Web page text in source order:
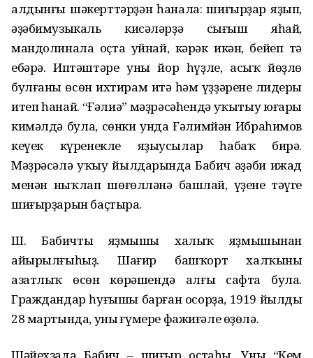
алдынғы шәкерттәрҙән һанала: шиғырҙар яҙып,
әҙәбимузыкаль кисәләрҙә сығыш яһай,
мандолинала оҫта уйнай, кәрәк икән, бейеп тә
ебәрә. Иптәштәре уны йор һүҙле, асыҡ йөҙлө
булғаны өсөн ихтирам итә һәм үҙҙәренең лидеры
итеп һанай. “Ғәлиә” мәҙрәсәһендә уҡытыу юғары
кимәлдә була, сөнки унда Ғәлимйән Ибраһимов
кеүек күренекле яҙыусылар һабаҡ бирә.
Мәҙрәсәлә уҡыу йылдарында Бабич әҙәби ижад
менән ныҡлап шөғөлләнә башлай, үҙенең тәүге
шиғырҙарын баҫтыра.
Ш. Бабичтың яҙмышы халыҡ яҙмышынан
айырылғыһыҙ. Шағир башҡорт халҡының
азатлыҡ өсөн көрәшендә алғы сафта була.
Граждандар һуғышы барған осорҙа, 1919 йылдың
28 мартында, уның ғүмере фажиғәле өҙөлә.